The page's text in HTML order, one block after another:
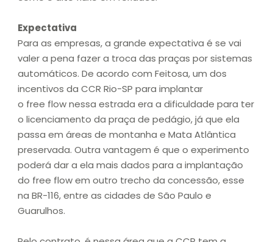
Expectativa
Para as empresas, a grande expectativa é se vai
valer a pena fazer a troca das praças por sistemas
automáticos. De acordo com Feitosa, um dos
incentivos da CCR Rio-SP para implantar
o free flow nessa estrada era a dificuldade para ter
o licenciamento da praça de pedágio, já que ela
passa em áreas de montanha e Mata Atlântica
preservada. Outra vantagem é que o experimento
poderá dar a ela mais dados para a implantação
do free flow em outro trecho da concessão, esse
na BR-116, entre as cidades de São Paulo e
Guarulhos.